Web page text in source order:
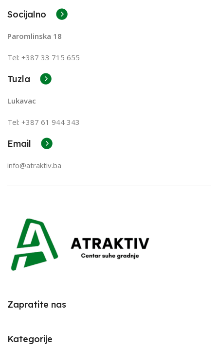
Socijalno
Paromlinska 18
Tel: +387 33 715 655
Tuzla
Lukavac
Tel: +387 61 944 343
Email
info@atraktiv.ba
Zapratite nas
Kategorije